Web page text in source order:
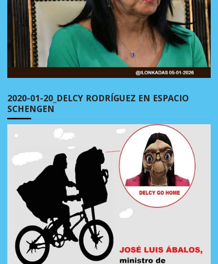
2020-01-20_DELCY RODRÍGUEZ EN ESPACIO
SCHENGEN